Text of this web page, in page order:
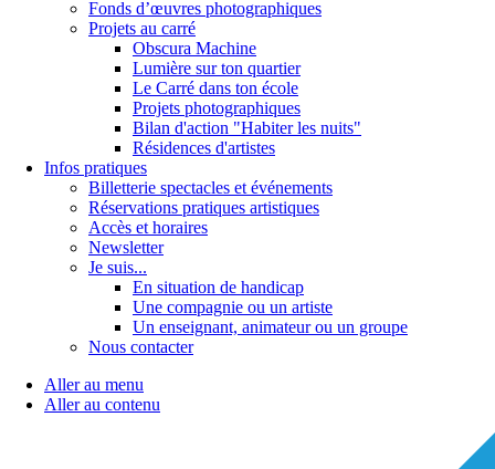
Fonds d’œuvres photographiques
Projets au carré
Obscura Machine
Lumière sur ton quartier
Le Carré dans ton école
Projets photographiques
Bilan d'action "Habiter les nuits"
Résidences d'artistes
Infos pratiques
Billetterie spectacles et événements
Réservations pratiques artistiques
Accès et horaires
Newsletter
Je suis...
En situation de handicap
Une compagnie ou un artiste
Un enseignant, animateur ou un groupe
Nous contacter
Aller au menu
Aller au contenu